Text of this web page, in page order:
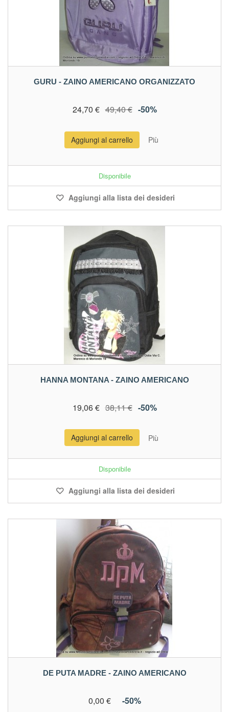
GURU - ZAINO AMERICANO ORGANIZZATO
24,70 € 49,40 € -50%
Aggiungi al carrello Più
Disponibile
Aggiungi alla lista dei desideri
HANNA MONTANA - ZAINO AMERICANO
19,06 € 38,11 € -50%
Aggiungi al carrello Più
Disponibile
Aggiungi alla lista dei desideri
DE PUTA MADRE - ZAINO AMERICANO
0,00 € -50%